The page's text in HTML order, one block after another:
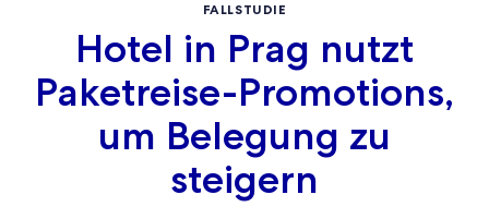
FALLSTUDIE
Hotel in Prag nutzt
Paketreise-Promotions,
um Belegung zu
steigern